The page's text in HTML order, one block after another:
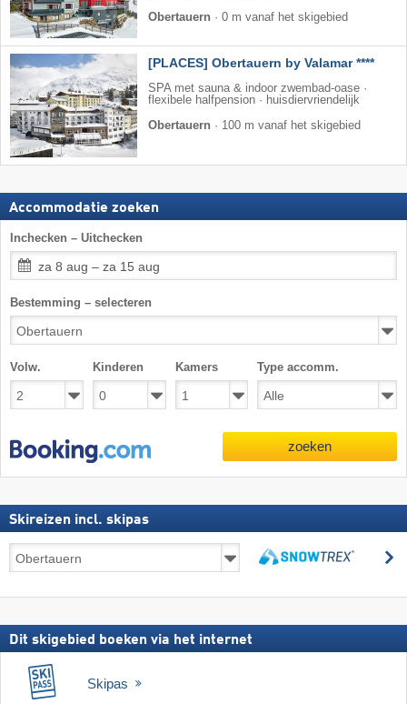
Obertauern · 0 m vanaf het skigebied
[PLACES] Obertauern by Valamar ****
SPA met sauna & indoor zwembad-oase ·
flexibele halfpension · huisdiervriendelijk
Obertauern · 100 m vanaf het skigebied
Accommodatie zoeken
Inchecken – Uitchecken
za 8 aug – za 15 aug
Bestemming – selecteren
Volw. Kinderen Kamers Type accomm.
zoeken
Skireizen incl. skipas
incl.
Dit skigebied boeken via het internet
Skipas